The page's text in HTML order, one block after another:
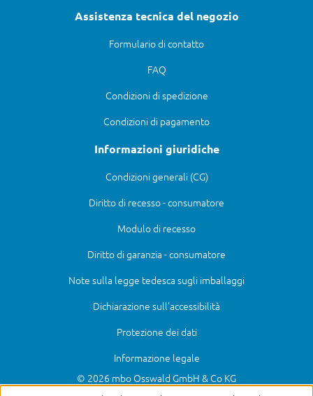
Assistenza tecnica del negozio
Formulario di contatto
FAQ
Condizioni di spedizione
Condizioni di pagamento
Informazioni giuridiche
Condizioni generali (CG)
Diritto di recesso - consumatore
Modulo di recesso
Diritto di garanzia - consumatore
Note sulla legge tedesca sugli imballaggi
Dichiarazione sull'accessibilità
Protezione dei dati
Informazione legale
© 2026 mbo Osswald GmbH & Co KG